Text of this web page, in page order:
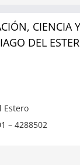
CIENCIA Y
DEL
Estero
– 4288502